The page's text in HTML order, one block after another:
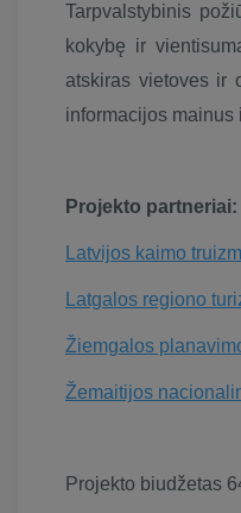
Tarpvalstybinis
kokybę ir
atskiras vietoves ir
informacijos mainus
Projekto partneriai:
Latvijos kaimo
Latgalos regiono
Žiemgalos
Žemaitijos
Projekto biudžetas